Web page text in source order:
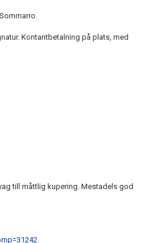
Kontantbetalning på plats, med
till måttlig kupering. Mestadels god